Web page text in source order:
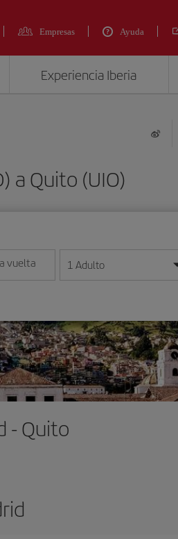
Empresas Ayuda
Experiencia Iberia
a Quito (UIO)
mes/año
vuelta
la fecha en formato día/mes/año
1 Adulto
- Quito